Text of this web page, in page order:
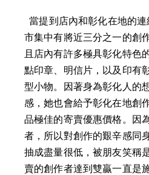
  當提到店內和彰化在地的連結時，她提到十ㄦˋ小
市集中有將近三分之一的創
且店內有許多極具彰化特色
點印章、明信片，以及印有
型小物。因著身為彰化人的
感，她也會給予彰化在地創
品極佳的寄賣優惠價格。因
者，所以對創作的艱辛感同
抽成盡量很低，被朋友笑稱
賣的創作者達到雙贏一直是